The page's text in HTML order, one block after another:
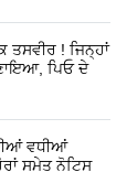
ਤਸਵੀਰ ! ਜਿਨ੍ਹਾਂ
ਪਿਓ ਦੇ
ਵਧੀਆਂ
ਸਮੇਤ ਨੋਟਿਸ